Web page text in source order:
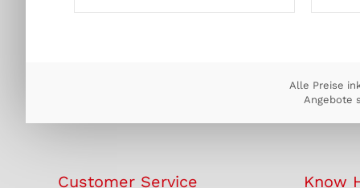
Alle Preise
Angebote
Customer Service Know